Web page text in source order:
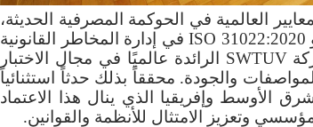
العالمية في الحوكمة المصرفية الحديثة،
ISO 31022:2020 في إدارة المخاطر القانونية
SWTUV الرائدة عالميًا في مجال الاختبار
والجودة. محققاً بذلك حدثاً استثنائياً
الأوسط وإفريقيا الذي ينال هذا الاعتماد
وتعزيز الامتثال للأنظمة والقوانين.